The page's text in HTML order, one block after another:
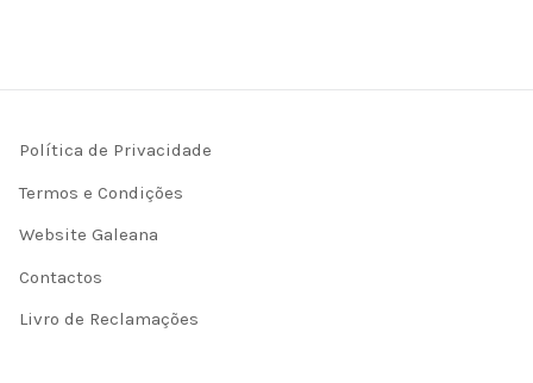
Política de Privacidade
Termos e Condições
Website Galeana
Contactos
Livro de Reclamações